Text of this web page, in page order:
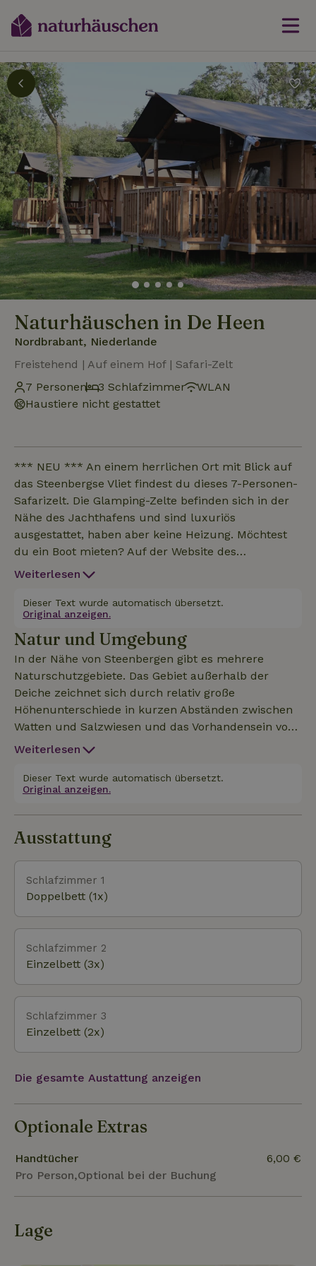
Naturhäuschen in De Heen
Nordbrabant, Niederlande
Freistehend | Auf einem Hof | Safari-Zelt
7 Personen
3 Schlafzimmer
WLAN
Haustiere nicht gestattet
*** NEU *** An einem herrlichen Ort mit Blick auf
das Steenbergse Vliet findest du dieses 7-Personen-
Safarizelt. Die Glamping-Zelte befinden sich in der
Nähe des Jachthafens und sind luxuriös
ausgestattet, haben aber keine Heizung. Möchtest
du ein Boot mieten? Auf der Website des
Jachthafens kannst du online buchen!
Weiterlesen
Dieser Text wurde automatisch übersetzt.
Original anzeigen.
Natur und Umgebung
In der Nähe von Steenbergen gibt es mehrere
Naturschutzgebiete. Das Gebiet außerhalb der
Deiche zeichnet sich durch relativ große
Höhenunterschiede in kurzen Abständen zwischen
Watten und Salzwiesen und das Vorhandensein von
Bächen aus. Dadurch eignet sich das Gebiet als
Brackwasserpflanzen. Die besondere Umgebung
und die relative Ruhe machen das Gebiet auch zu
einem geeigneten Brut-, Rast- und Futterplatz für
verschiedene Vogelarten. Das Gebiet ist nur
begrenzt frei zugänglich, nur auf dem
ausgewiesenen Weg und in der ausgewiesenen
Jahreszeit. In der Umgebung des Naturhäuschens
gibt es noch viele andere Naturhäuschen, wie das
Steenbergse Vliet, den Roode Weel Komplex, das
Gastelsveer Naturreservat und das Oost-Graaf
Hendrikpolder Naturreservat.
Weiterlesen
Dieser Text wurde automatisch übersetzt.
Original anzeigen.
Ausstattung
Schlafzimmer 1
Doppelbett (1x)
Schlafzimmer 2
Einzelbett (3x)
Schlafzimmer 3
Einzelbett (2x)
Die gesamte Austattung anzeigen
Optionale Extras
Handtücher
Pro Person,Optional bei der Buchung
6,00 €
Lage